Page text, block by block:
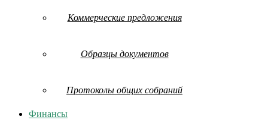
Коммерческие предложения
Образцы документов
Протоколы общих собраний
Финансы